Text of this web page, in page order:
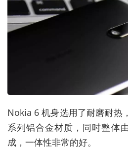
Nokia 6 机身选用了耐磨耐热
系列铝合金材质，同时整体
成，一体性非常的好。